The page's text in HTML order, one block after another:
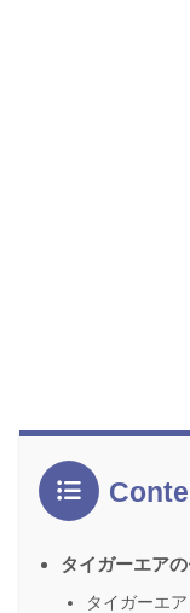
タイガーエア
タイガーエ